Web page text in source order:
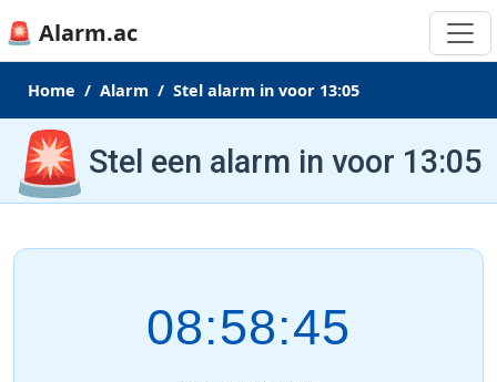
🚨 Alarm.ac
Home Alarm Stel alarm in voor 13:05
🚨 Stel een alarm in voor 13:05
08:58:45